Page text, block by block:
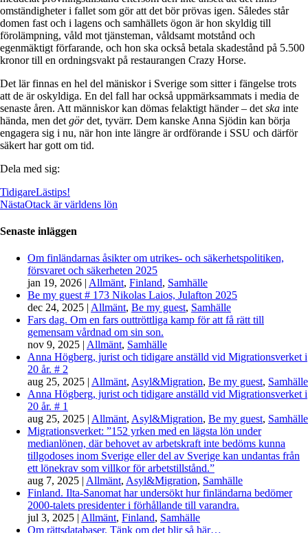
omständigheter i fallet som gör att det bör prövas igen. Således står
domen fast och i lagens och samhällets ögon är hon skyldig till
förolämpning, våld mot tjänsteman, våldsamt motstånd och
egenmäktigt förfarande, och hon ska också betala skadestånd på 5.500
kronor till en ordningsvakt på restaurangen Crazy Horse.
Det lär finnas en hel del mäniskor i Sverige som sitter i fängelse trots
att de är oskyldiga. En del fall har också uppmärksammats i media de
senaste åren. Att människor kan dömas felaktigt händer – det ska inte
hända, men det gördet, tyvärr. Dem kanske Anna Sjödin kan börja
engagera sig i nu, när hon inte längre är ordförande i SSU och därför
säkert har gott om tid.
Dela med sig:
TidigareLästips!
NästaOtack är världens lön
Senaste inläggen
Om finländarnas åsikter om utrikes- och säkerhetspolitiken,
försvaret och säkerheten 2025
jan 19, 2026 | Allmänt, Finland, Samhälle
Be my guest # 173 Nikolas Laios, Julafton 2025
dec 24, 2025 | Allmänt, Be my guest, Samhälle
Fars dag. Om en fars outtröttliga kamp för att få rätt till
gemensam vårdnad om sin son.
nov 9, 2025 | Allmänt, Samhälle
Anna Högberg, jurist och tidigare anställd vid Migrationsverket i
20 år. # 2
aug 25, 2025 | Allmänt, Asyl&Migration, Be my guest, Samhälle
Anna Högberg, jurist och tidigare anställd vid Migrationsverket i
20 år. # 1
aug 25, 2025 | Allmänt, Asyl&Migration, Be my guest, Samhälle
Migrationsverket: ”152 yrken med en lägsta lön under
medianlönen, där behovet av arbetskraft inte bedöms kunna
tillgodoses inom Sverige eller del av Sverige kan undantas från
ett lönekrav som villkor för arbetstillstånd.”
aug 7, 2025 | Allmänt, Asyl&Migration, Samhälle
Finland. Ilta-Sanomat har undersökt hur finländarna bedömer
2000-talets presidenter i förhållande till varandra.
jul 3, 2025 | Allmänt, Finland, Samhälle
Om rättsdatabaser. Tänk om det blir så här…